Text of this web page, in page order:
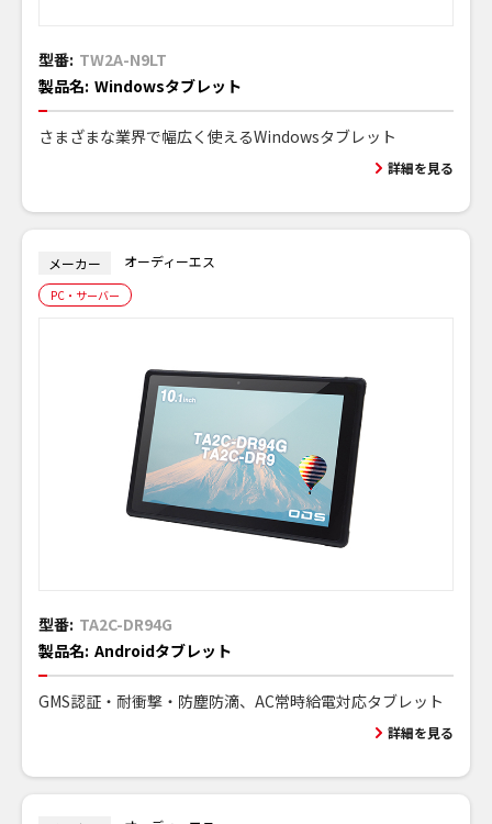
型番: TW2A-N9LT
製品名: Windowsタブレット
さまざまな業界で幅広く使えるWindowsタブレット
詳細を見る
メーカー オーディーエス
PC・サーバー
型番: TA2C-DR94G
製品名: Androidタブレット
GMS認証・耐衝撃・防塵防滴、AC常時給電対応タブレット
詳細を見る